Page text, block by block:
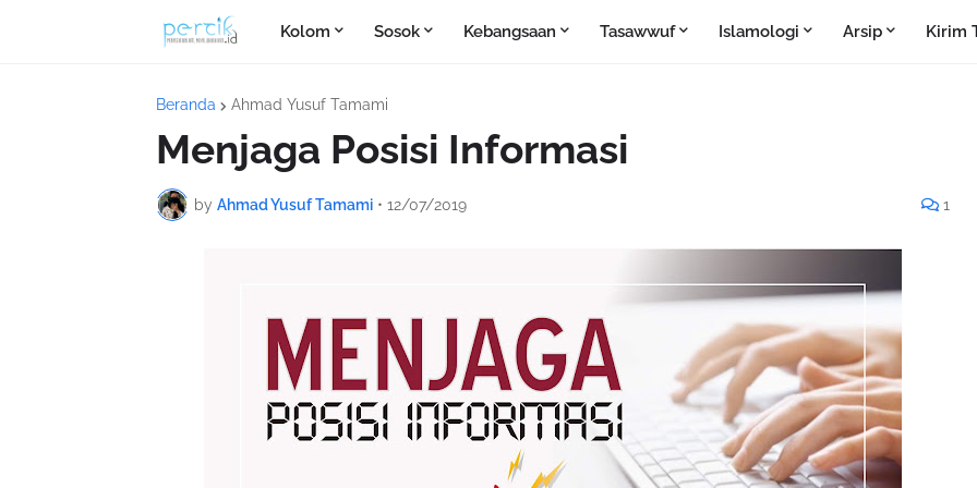
Kolom Sosok Kebangsaan Tasawwuf Islamologi Arsip Kirim
Beranda Ahmad Yusuf Tamami
Menjaga Posisi Informasi
by Ahmad Yusuf Tamami • 12/07/2019 1